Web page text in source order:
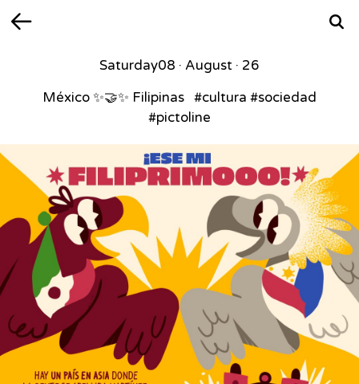
Saturday08 · August · 26
México ✨🤝✨ Filipinas ⁣ ⁣ #cultura #sociedad
#pictoline